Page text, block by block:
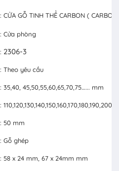
: CỬA GỖ TINH THỂ CARBON (
: Cửa phòng
: 2306-3
: Theo yêu cầu
: 35,40, 45,50,55,60,65,70,75…... mm
:
: 50 mm
: Gỗ ghép
: 58 x 24 mm, 67 x 24mm mm